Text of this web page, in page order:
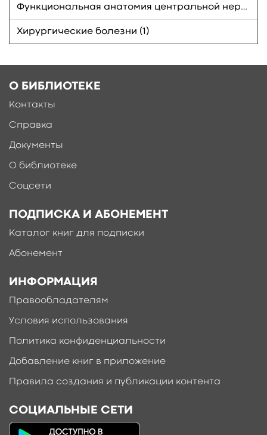
Функциональная анатомия центральной нервной системы (1)
Хирургические болезни (1)
О БИБЛИОТЕКЕ
Контакты
Справка
Документы
О библиотеке
Соцсети
ПОДПИСКА И АБОНЕМЕНТ
Каталог книг для подписки
Абонемент
ИНФОРМАЦИЯ
Правообладателям
Условия использования
Политика конфиденциальности
Добавление книг в приложение
Правила создания и публикации контента
СОЦИАЛЬНЫЕ СЕТИ